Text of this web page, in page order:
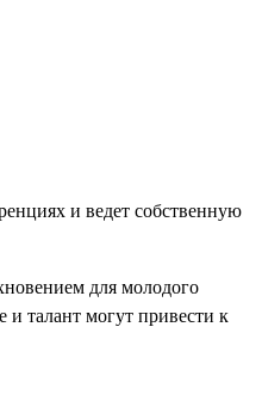
и ведет собственную
для молодого
талант могут привести к